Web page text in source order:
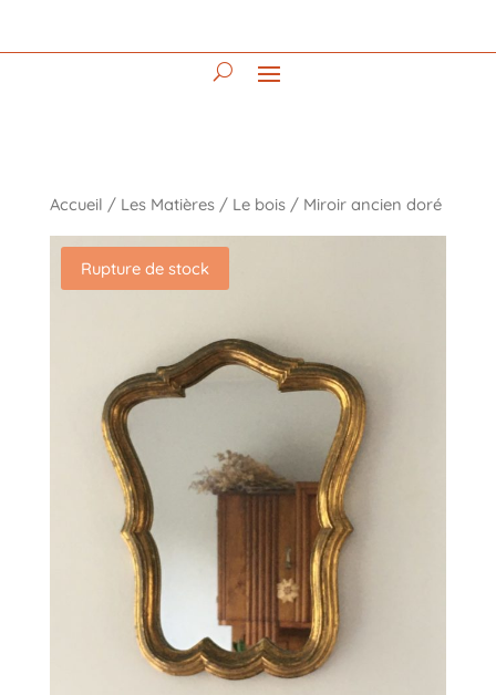
Accueil / Les Matières/ Le bois/ Miroir ancien doré
Rupture de stock